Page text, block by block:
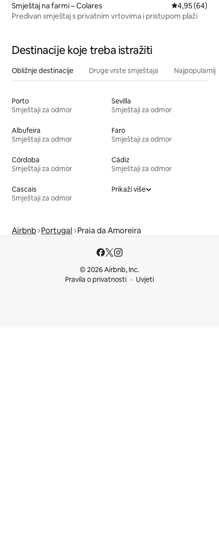
Smještaj na farmi – Colares Prosječna
4,95 (64)
Predivan smještaj s privatnim vrtovima i pristupom plaži
Destinacije koje treba istražiti
Obližnje destinacije Druge vrste smještaja
Porto
Smještaji za odmor
Sevilla
Smještaji za odmor
Albufeira
Smještaji za odmor
Faro
Smještaji za odmor
Córdoba
Smještaji za odmor
Cádiz
Smještaji za odmor
Cascais
Smještaji za odmor
Prikaži više
Airbnb Portugal Praia da Amoreira
© 2026 Airbnb, Inc.
Pravila o privatnosti
Uvjeti